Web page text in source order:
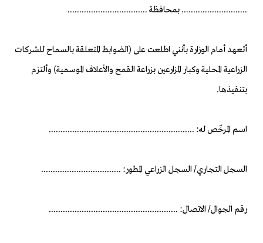
............................ بمحافظة ..................................
أتعهد أمام الوزارة بأنني اطلعت على (الضوابط المتعلقة بالسماح للشركات
الزراعية المحلية وكبار المزارعين بزراعة القمح والأعلاف الموسمية) وألتزم
بتنفيذها.
اسم المرخّص له: ..............................................................
السجل التجاري/ السجل الزراعي المطور: ..................................
رقم الجوال/ الاتصال: .......................................................